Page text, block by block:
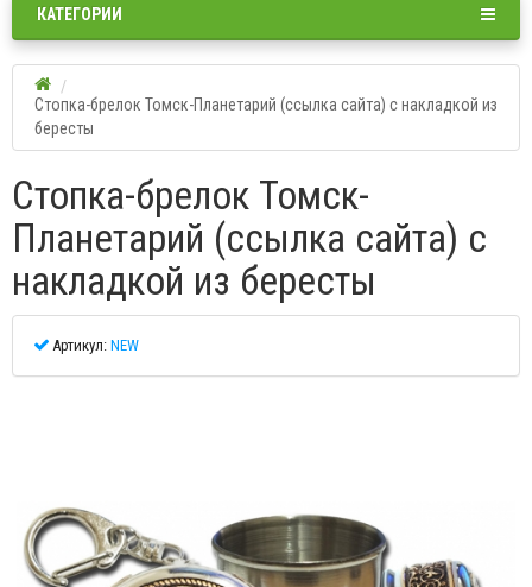
КАТЕГОРИИ
Стопка-брелок Томск-Планетарий (ссылка сайта) с накладкой из
бересты
Стопка-брелок Томск-
Планетарий (ссылка сайта) с
накладкой из бересты
Артикул: NEW